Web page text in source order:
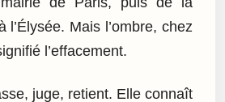
l’Élysée. Mais l’ombre, chez
l’effacement.
juge, retient. Elle connaît